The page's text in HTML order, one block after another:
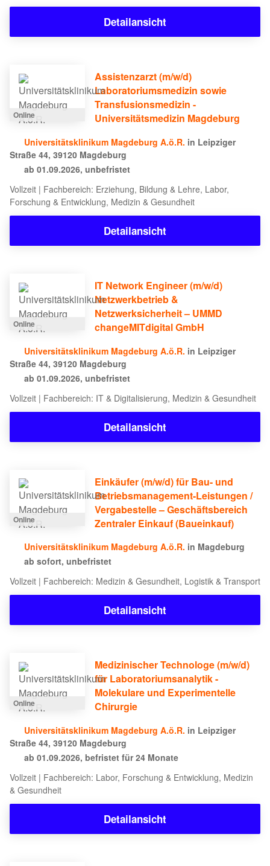
Detailansicht
Online
Assistenzarzt (m/w/d)
Laboratoriumsmedizin sowie
Transfusionsmedizin -
Universitätsmedizin Magdeburg
Universitätsklinikum Magdeburg A.ö.R. in Leipziger
Straße 44, 39120 Magdeburg
ab 01.09.2026, unbefristet
Vollzeit | Fachbereich: Erziehung, Bildung & Lehre, Labor,
Forschung & Entwicklung, Medizin & Gesundheit
Detailansicht
Online
IT Network Engineer (m/w/d)
Netzwerkbetrieb &
Netzwerksicherheit – UMMD
changeMITdigital GmbH
Universitätsklinikum Magdeburg A.ö.R. in Leipziger
Straße 44, 39120 Magdeburg
ab 01.09.2026, unbefristet
Vollzeit | Fachbereich: IT & Digitalisierung, Medizin & Gesundheit
Detailansicht
Online
Einkäufer (m/w/d) für Bau- und
Betriebsmanagement-Leistungen /
Vergabestelle – Geschäftsbereich
Zentraler Einkauf (Baueinkauf)
Universitätsklinikum Magdeburg A.ö.R. in Magdeburg
ab sofort, unbefristet
Vollzeit | Fachbereich: Medizin & Gesundheit, Logistik & Transport
Detailansicht
Online
Medizinischer Technologe (m/w/d)
für Laboratoriumsanalytik -
Molekulare und Experimentelle
Chirurgie
Universitätsklinikum Magdeburg A.ö.R. in Leipziger
Straße 44, 39120 Magdeburg
ab 01.09.2026, befristet für 24 Monate
Vollzeit | Fachbereich: Labor, Forschung & Entwicklung, Medizin
& Gesundheit
Detailansicht